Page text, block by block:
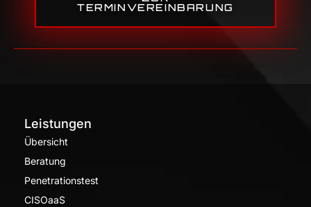
TERMINVEREINBARUNG
Leistungen
Übersicht
Beratung
Penetrationstest
CISOaaS